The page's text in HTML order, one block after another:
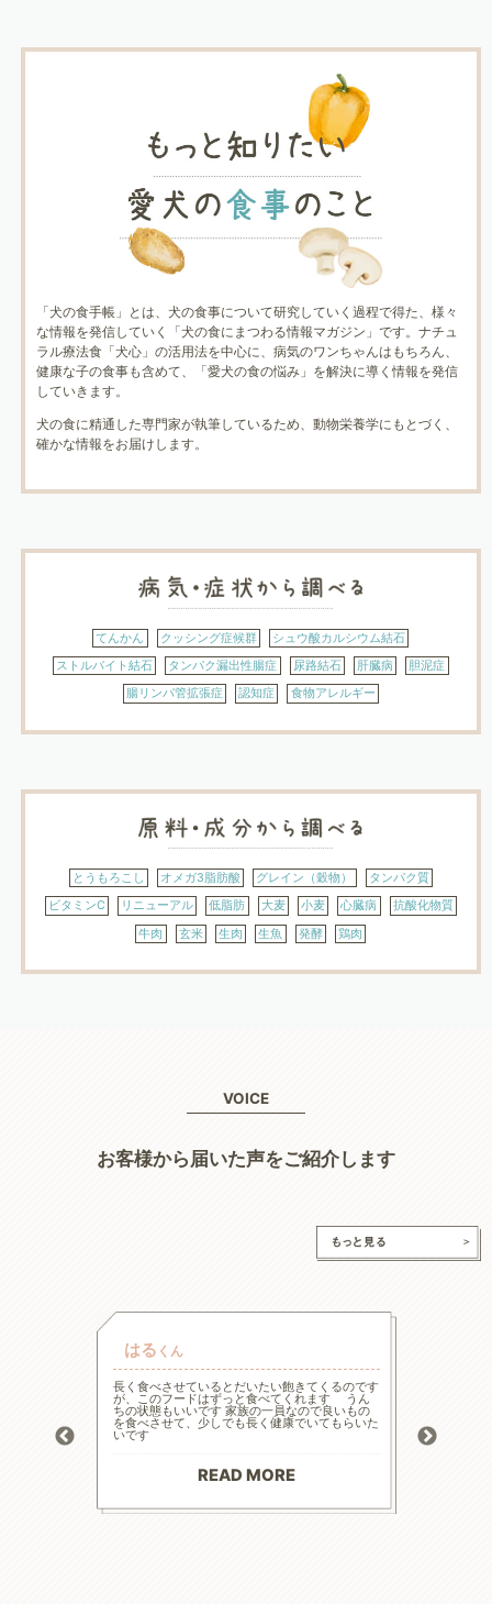
「犬の食手帳」とは、犬の食事について研究していく過程で得た、様々
な情報を発信していく「犬の食にまつわる情報マガジン」です。ナチュ
ラル療法食「犬心」の活用法を中心に、病気のワンちゃんはもちろん、
健康な子の食事も含めて、「愛犬の食の悩み」を解決に導く情報を発信
していきます。
犬の食に精通した専門家が執筆しているため、動物栄養学にもとづく、
確かな情報をお届けします。
てんかん クッシング症候群
シュウ酸カルシウム結石
ストルバイト結石
タンパク漏出性腸症 尿路結石 肝臓病
胆泥症
腸リンパ管拡張症
認知症 食物アレルギー
とうもろこし オメガ3脂肪酸 グレイン（穀物）
タンパク質
ビタミンC
リニューアル 低脂肪 大麦 小麦 心臓病
抗酸化物質
牛肉
玄米 生肉 生魚 発酵 鶏肉
VOICE
お客様から届いた声をご紹介します
はる くん
長く食べさせているとだいたい飽きてくるのです
が、このフードはずっと食べてくれます うん
ちの状態もいいです 家族の一員なので良いもの
を食べさせて、少しでも長く健康でいてもらいた
いです
READ MORE